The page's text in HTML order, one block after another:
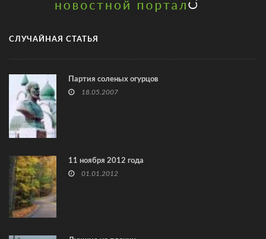
СЛУЧАЙНАЯ СТАТЬЯ
Партия соленых огурцов
18.05.2007
11 ноября 2012 года
01.01.2012